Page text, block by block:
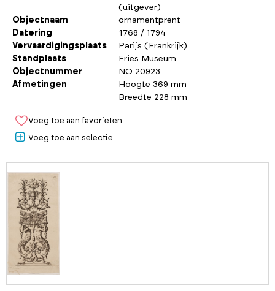
(uitgever)
Objectnaam
ornamentprent
Datering
1768 / 1794
Vervaardigingsplaats
Parijs (Frankrijk)
Standplaats
Fries Museum
Objectnummer
NO 20923
Afmetingen
Hoogte 369 mm
Breedte 228 mm
Voeg toe aan favorieten
Voeg toe aan selectie